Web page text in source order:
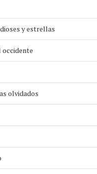
y estrellas
olvidados